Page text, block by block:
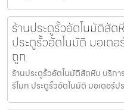
ร้านประตูรั้วอัตโนมัติสั
ประตูรั้วอัตโนมัติ มอเต
ถูก
ร้านประตูรั้วอัตโนมัติสัตหีบ บริก
รีโมท ประตูรั้วอัตโนมัติ มอเตอร์ป